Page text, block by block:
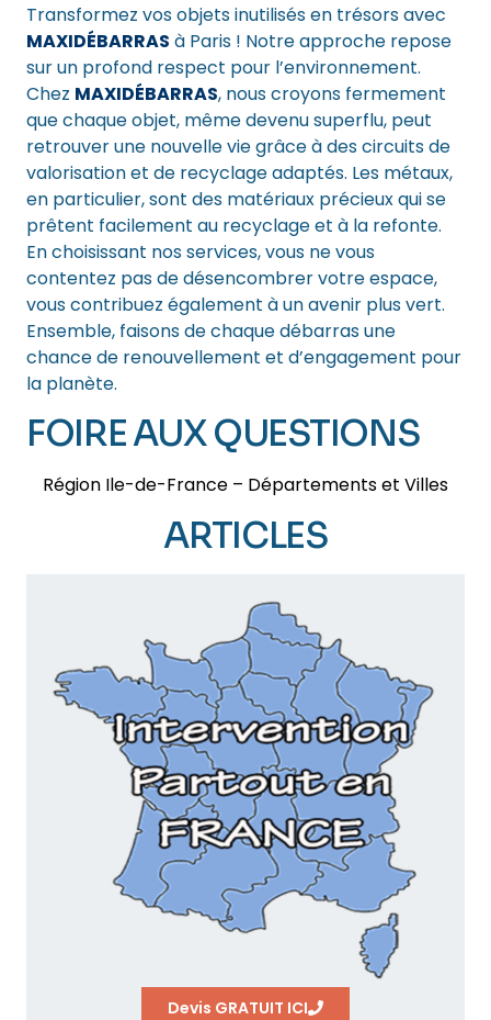
Transformez vos objets inutilisés en trésors avec
MAXIDÉBARRAS à Paris ! Notre approche repose
sur un profond respect pour l’environnement.
Chez MAXIDÉBARRAS, nous croyons fermement
que chaque objet, même devenu superflu, peut
retrouver une nouvelle vie grâce à des circuits de
valorisation et de recyclage adaptés. Les métaux,
en particulier, sont des matériaux précieux qui se
prêtent facilement au recyclage et à la refonte.
En choisissant nos services, vous ne vous
contentez pas de désencombrer votre espace,
vous contribuez également à un avenir plus vert.
Ensemble, faisons de chaque débarras une
chance de renouvellement et d’engagement pour
la planète.
FOIRE AUX QUESTIONS
Région Ile-de-France – Départements et Villes
ARTICLES
Devis GRATUIT ICI